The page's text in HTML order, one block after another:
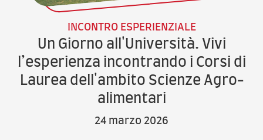
INCONTRO ESPERIENZIALE
Un Giorno all'Università. Vivi
l’esperienza incontrando i Corsi di
Laurea dell'ambito Scienze Agro-
alimentari
24 marzo 2026